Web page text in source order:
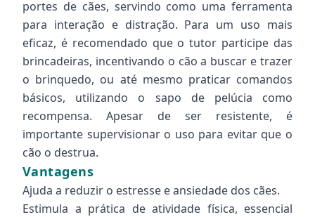
portes de cães, servindo como uma ferramenta
para interação e distração. Para um uso mais
eficaz, é recomendado que o tutor participe das
brincadeiras, incentivando o cão a buscar e trazer
o brinquedo, ou até mesmo praticar comandos
básicos, utilizando o sapo de pelúcia como
recompensa. Apesar de ser resistente, é
importante supervisionar o uso para evitar que o
cão o destrua.
Vantagens
Ajuda a reduzir o estresse e ansiedade dos cães.
Estimula a prática de atividade física, essencial